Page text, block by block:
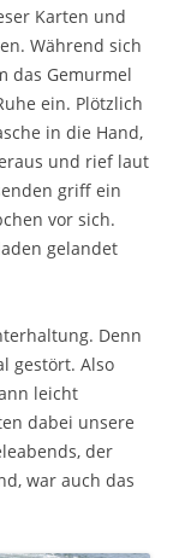
Karten und
Während sich
das Gemurmel
ein. Plötzlich
in die Hand,
und rief laut
griff ein
vor sich.
gelandet
Denn
gestört. Also
leicht
dabei unsere
der
war auch das